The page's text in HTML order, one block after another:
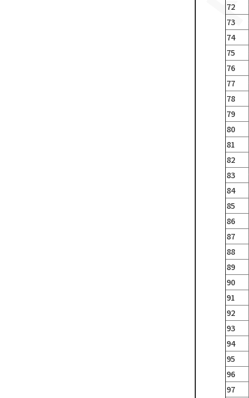
72
73
74
75
76
77
78
79
80
81
82
83
84
85
86
87
88
89
90
91
92
93
94
95
96
97